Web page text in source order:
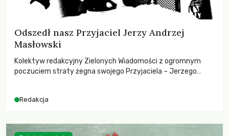
Odszedł nasz Przyjaciel Jerzy Andrzej
Masłowski
Kolektyw redakcyjny Zielonych Wiadomości z ogromnym
poczuciem straty żegna swojego Przyjaciela – Jerzego
Redakcja